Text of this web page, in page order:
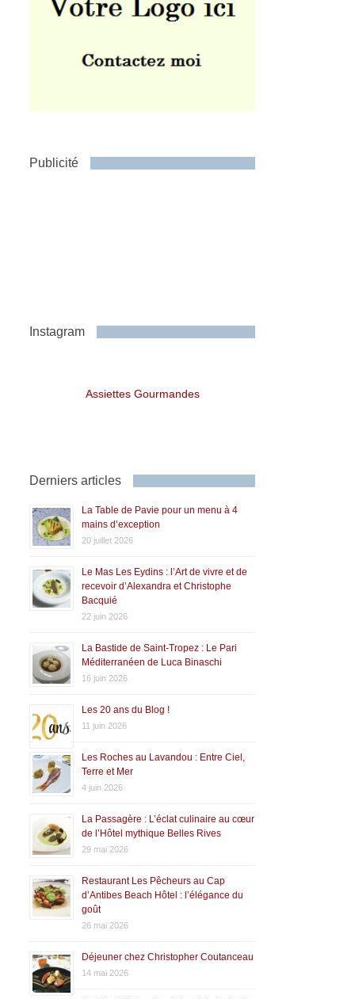
Publicité
Instagram
Assiettes Gourmandes
Derniers articles
La Table de Pavie pour un menu à 4
mains d’exception
20 juillet 2026
Le Mas Les Eydins : l’Art de vivre et de
recevoir d’Alexandra et Christophe
Bacquié
22 juin 2026
La Bastide de Saint-Tropez : Le Pari
Méditerranéen de Luca Binaschi
16 juin 2026
Les 20 ans du Blog !
11 juin 2026
Les Roches au Lavandou : Entre Ciel,
Terre et Mer
4 juin 2026
La Passagère : L’éclat culinaire au cœur
de l’Hôtel mythique Belles Rives
29 mai 2026
Restaurant Les Pêcheurs au Cap
d’Antibes Beach Hôtel : l’élégance du
goût
26 mai 2026
Déjeuner chez Christopher Coutanceau
14 mai 2026